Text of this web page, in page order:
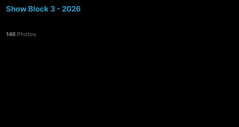
Show Block 3 - 2026
146 Photos